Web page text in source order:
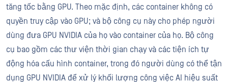
tăng tốc bằng GPU. Theo mặc định, các container không có
quyền truy cập vào GPU; và bộ công cụ này cho phép người
dùng đưa GPU NVIDIA của họ vào container của họ. Bộ công
cụ bao gồm các thư viện thời gian chạy và các tiện ích tự
động hóa cấu hình container, trong đó người dùng có thể tận
dụng GPU NVIDIA để xử lý khối lượng công việc AI hiệu suất